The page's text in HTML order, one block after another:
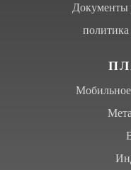
Документы